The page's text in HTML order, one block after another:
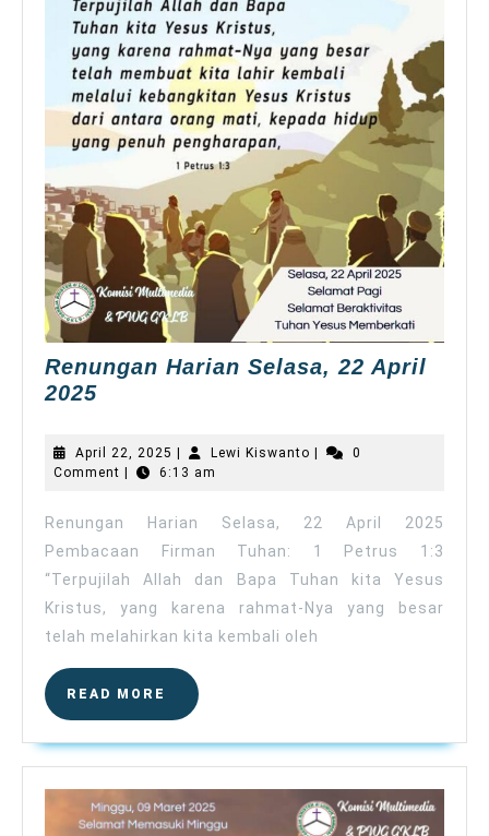
Renungan Harian Selasa, 22 April
2025Renungan
Selasa,
22
2025
April 22, 2025 April
22,
Lewi Kiswanto Lewi
0
Comment
6:13 am
Renungan Harian Selasa, 22 April 2025
Pembacaan Firman Tuhan: 1 Petrus 1:3
“Terpujilah Allah dan Bapa Tuhan kita Yesus
Kristus, yang karena rahmat-Nya yang besar
telah melahirkan kita kembali oleh
READ MORE
READ
MORE